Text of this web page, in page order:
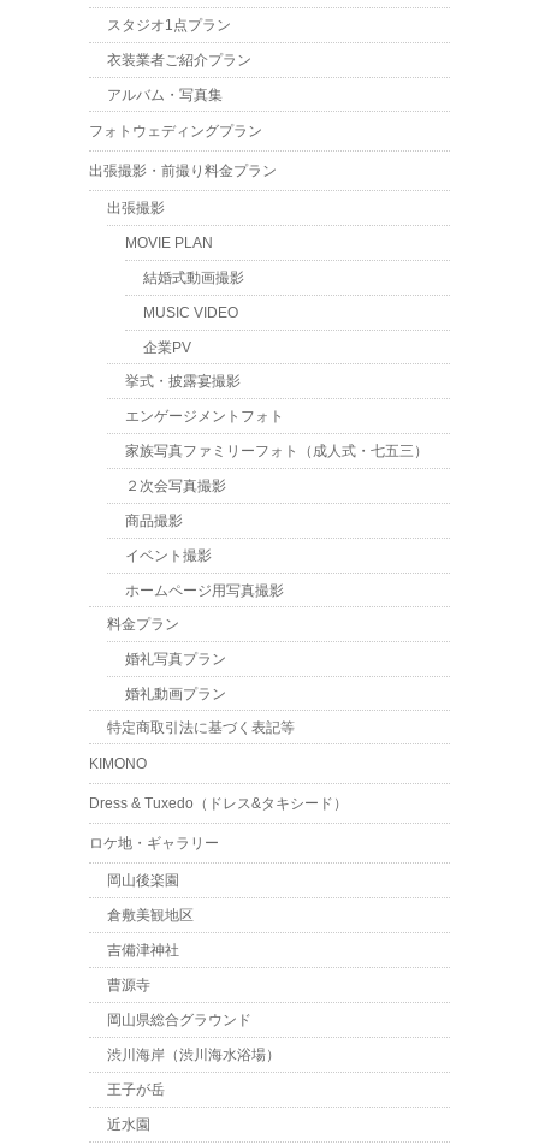
スタジオ1点プラン
衣装業者ご紹介プラン
アルバム・写真集
フォトウェディングプラン
出張撮影・前撮り料金プラン
出張撮影
MOVIE PLAN
結婚式動画撮影
MUSIC VIDEO
企業PV
挙式・披露宴撮影
エンゲージメントフォト
家族写真ファミリーフォト（成人式・七五三）
２次会写真撮影
商品撮影
イベント撮影
ホームページ用写真撮影
料金プラン
婚礼写真プラン
婚礼動画プラン
特定商取引法に基づく表記等
KIMONO
Dress & Tuxedo（ドレス&タキシード）
ロケ地・ギャラリー
岡山後楽園
倉敷美観地区
吉備津神社
曹源寺
岡山県総合グラウンド
渋川海岸（渋川海水浴場）
王子が岳
近水園